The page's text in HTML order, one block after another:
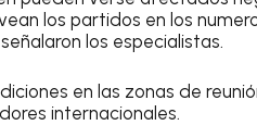
los partidos en los
señalaron los especialistas.
en las zonas de
internacionales.